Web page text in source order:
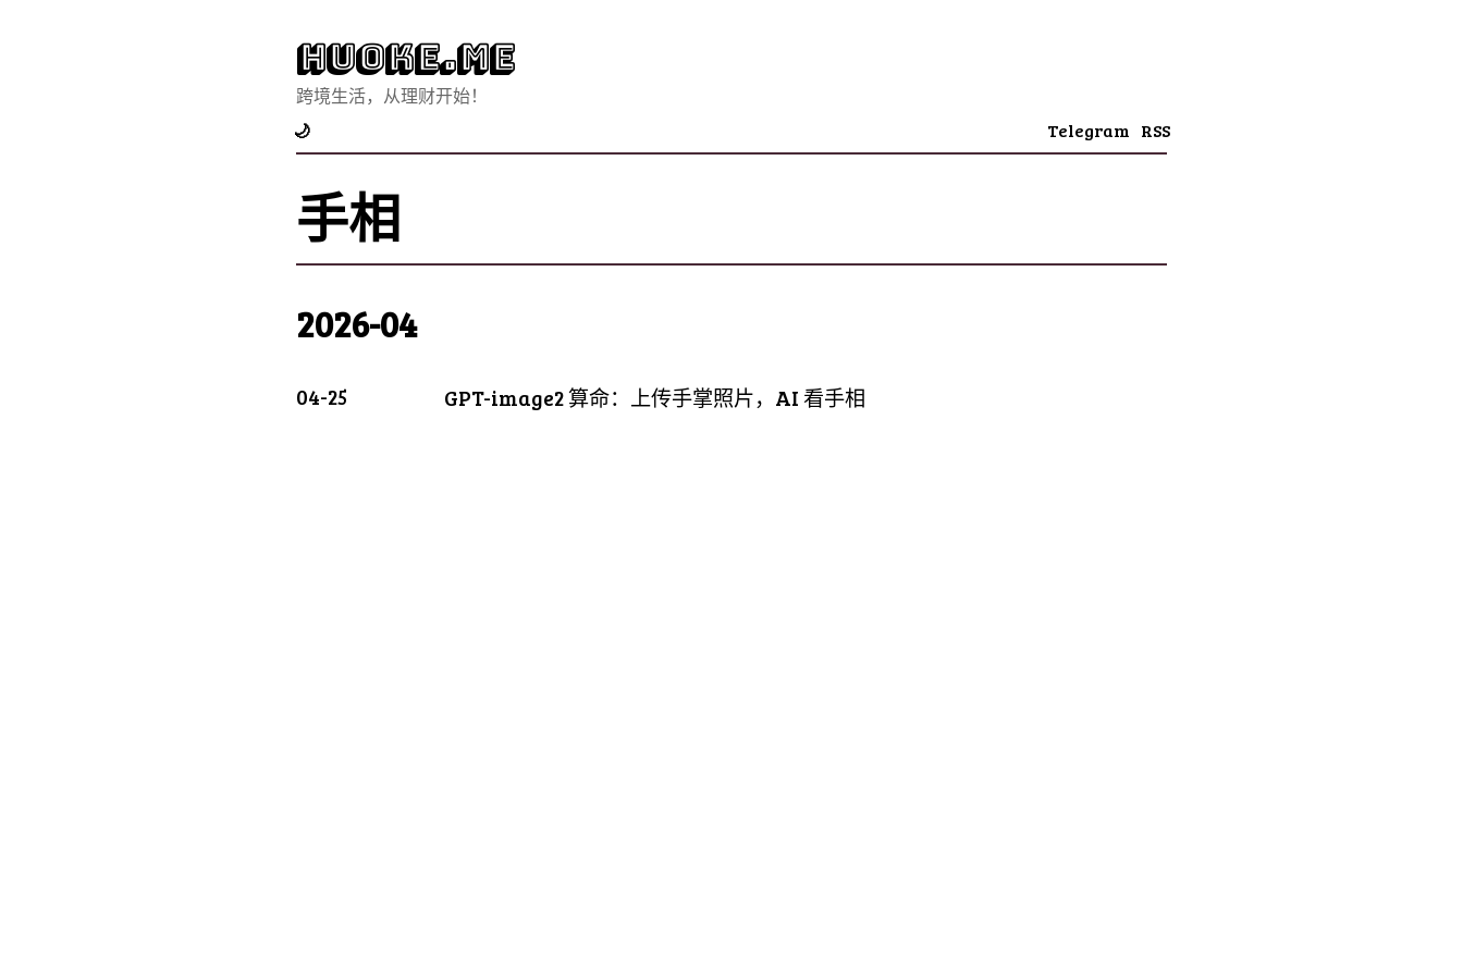
Huoke.Me
跨境生活，从理财开始！
🌙 Telegram RSS
手相
2026-04
04-25 GPT-image2 算命：上传手掌照片，AI 看手相